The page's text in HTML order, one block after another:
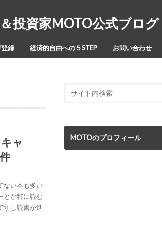
投資家MOTO公式ブログ
録 経済的自由への５STEP お問い合わせ
ャ
ない本も多い
とか特に読む
すし読書が進
MOTOのプロフィール